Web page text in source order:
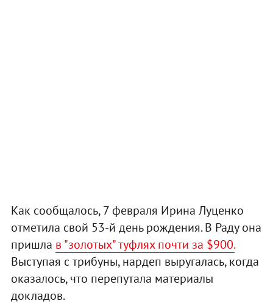
Как сообщалось, 7 февраля Ирина Луценко
отметила свой 53-й день рождения. В Раду она
пришла в "золотых" туфлях почти за $900.
Выступая с трибуны, нардеп выругалась, когда
оказалось, что перепутала материалы
докладов.